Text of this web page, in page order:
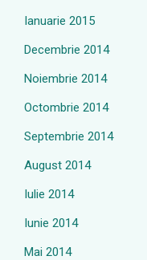
Ianuarie 2015
Decembrie 2014
Noiembrie 2014
Octombrie 2014
Septembrie 2014
August 2014
Iulie 2014
Iunie 2014
Mai 2014